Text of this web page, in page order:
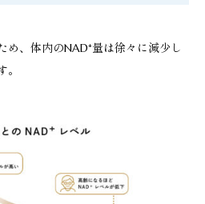
め、体内のNAD⁺量は徐々に減少し